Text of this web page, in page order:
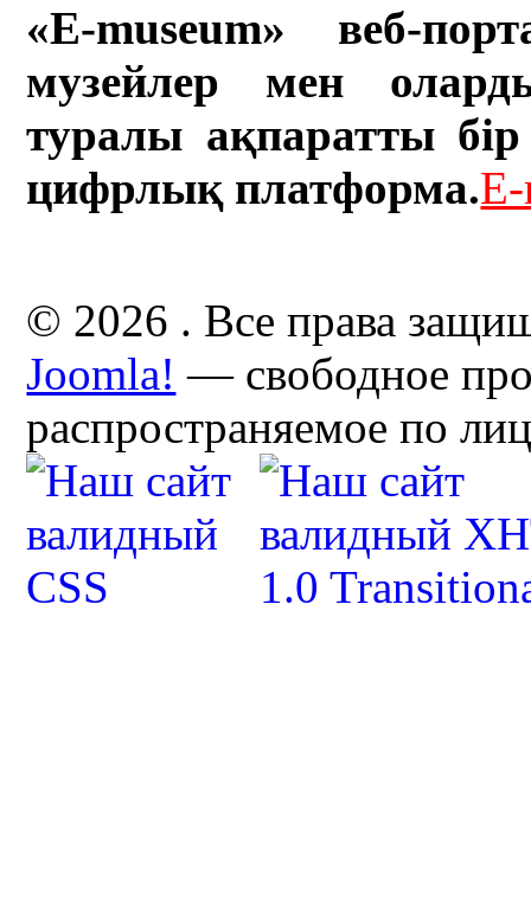
«E-museum» веб-
музейлер мен
туралы ақпаратты бір
цифрлық платформа.
© 2026 . Все права
Joomla! — свободное
распространяемое по